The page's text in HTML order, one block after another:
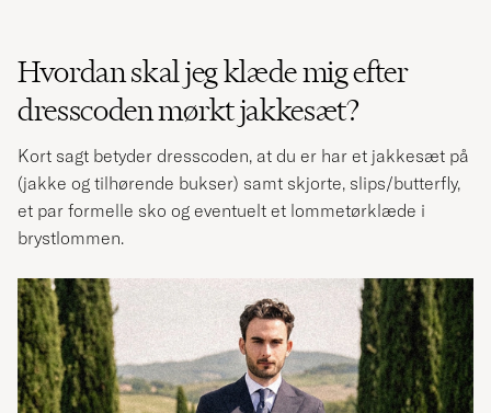
Hvordan skal jeg klæde mig efter
dresscoden mørkt jakkesæt?
Kort sagt betyder dresscoden, at du er har et jakkesæt på
(jakke og tilhørende bukser) samt skjorte, slips/butterfly,
et par formelle sko og eventuelt et lommetørklæde i
brystlommen.